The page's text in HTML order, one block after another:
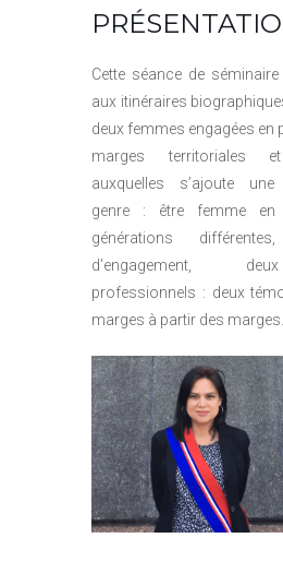
Cette séance de
aux itinéraires
deux femmes engagées en
marges territoriales et
auxquelles s’ajoute
genre : être femme en
générations
d’engagement,
professionnels : deux
marges à partir des marges.